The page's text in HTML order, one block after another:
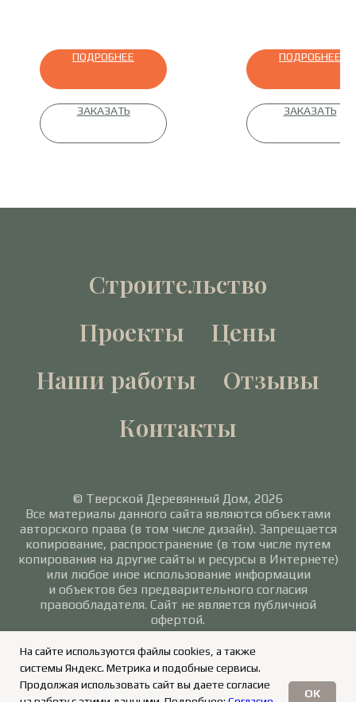
ПОДРОБНЕЕ
ЗАКАЗАТЬ
ПОДРОБНЕЕ
ЗАКАЗАТЬ
На сайте используются файлы cookies, а также
системы Яндекс. Метрика и подобные сервисы.
Продолжая использовать сайт вы даете согласие
OK
Строительство
Проекты
Цены
Наши работы
Отзывы
Контакты
© Тверской Деревянный Дом, 2026
Все материалы данного сайта являются объектами
авторского права (в том числе дизайн). Запрещается
копирование, распространение (в том числе путем
копирования на другие сайты и ресурсы в Интернете)
или любое иное использование информации
и объектов без предварительного согласия
правообладателя. Сайт не является публичной
офертой.
Политика в отношении обработки персональных
данных/Согласие на обработку персональных
данных